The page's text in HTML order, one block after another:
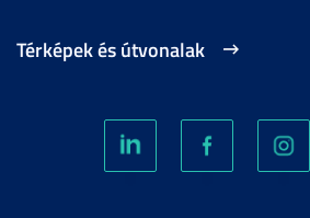
Térképek és útvonalak